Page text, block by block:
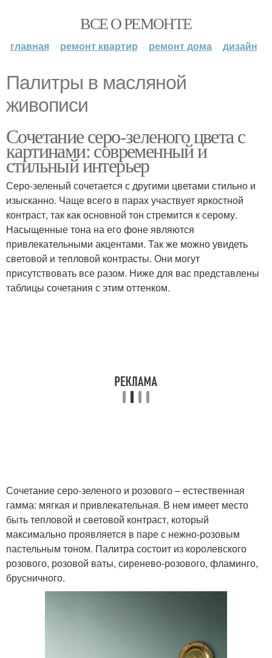
ВСЕ О РЕМОНТЕ
главная ремонт квартир ремонт дома дизайн
Палитры в масляной
живописи
Сочетание серо-зеленого цвета с
картинами: современный и
стильный интерьер
Серо-зеленый сочетается с другими цветами стильно и
изысканно. Чаще всего в парах участвует яркостной
контраст, так как основной тон стремится к серому.
Насыщенные тона на его фоне являются
привлекательными акцентами. Так же можно увидеть
световой и тепловой контрасты. Они могут
присутствовать все разом. Ниже для вас представлены
таблицы сочетания с этим оттенком.
Сочетание серо-зеленого и розового – естественная
гамма: мягкая и привлекательная. В нем имеет место
быть тепловой и световой контраст, который
максимально проявляется в паре с нежно-розовым
пастельным тоном. Палитра состоит из королевского
розового, розовой ваты, сиренево-розового, фламинго,
брусничного.